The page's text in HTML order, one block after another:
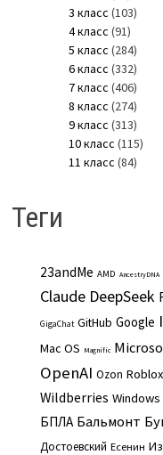
3 класс (103)
4 класс (91)
5 класс (284)
6 класс (332)
7 класс (406)
8 класс (274)
9 класс (313)
10 класс (115)
11 класс (84)
Теги
23andMe AMD AncestryDNA
Claude DeepSeek
GigaChat GitHub Google
Mac OS Magnific
OpenAI Ozon Roblox
Wildberries Windows
БПЛА Бальмонт
Достоевский Есенин